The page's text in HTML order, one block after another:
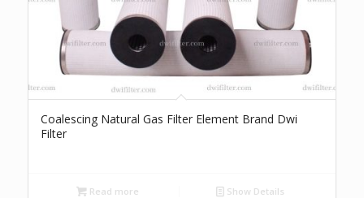
Coalescing Natural Gas Filter Element Brand Dwi
Filter
Read more Show Details